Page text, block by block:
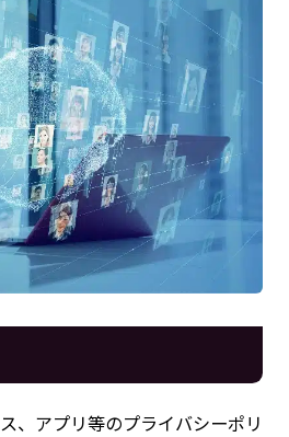
、アプリ等のプライバシーポリ